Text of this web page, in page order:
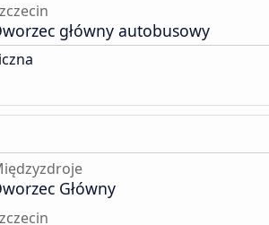
główny autobusowy
Główny